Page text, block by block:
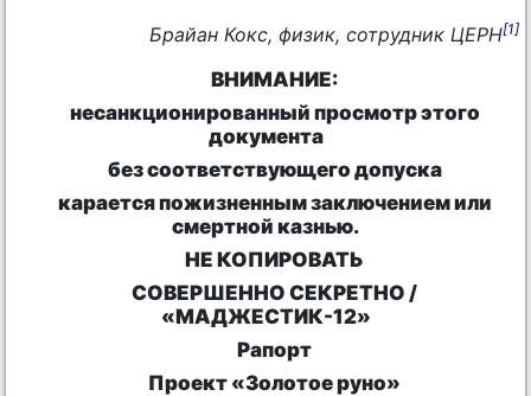
Брайан Кокс, физик, сотрудник ЦЕРН[1]
ВНИМАНИЕ:
несанкционированный просмотр этого
документа
без соответствующего допуска
карается пожизненным заключением или
смертной казнью.
НЕ КОПИРОВАТЬ
СОВЕРШЕННО СЕКРЕТНО /
«МАДЖЕСТИК-12»
Рапорт
Проект «Золотое руно»